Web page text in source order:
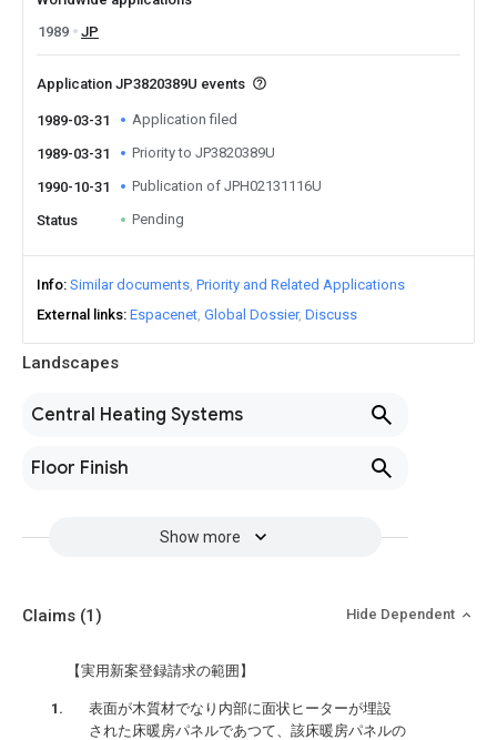
Landscapes
Central Heating Systems
Floor Finish
Show more
1989
JP
Application JP3820389U events
1989-03-31 Application filed
1989-03-31 Priority to JP3820389U
1990-10-31 Publication of JPH02131116U
Status Pending
Info Similar documents Priority and Related Applications
External links Espacenet Global Dossier Discuss
Claims (1) Hide Dependent
【実用新案登録請求の範囲】
表面が木質材でなり内部に面状ヒーターが埋設
された床暖房パネルであつて、該床暖房パネルの